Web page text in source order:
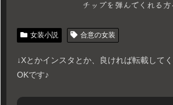
チップを弾んでくれる方
女装小説 合意の女装
↓Xとかインスタとか、良ければ転載して
OKです♪